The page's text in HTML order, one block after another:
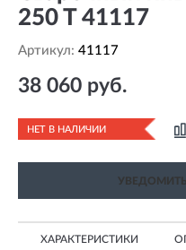
250 T 41117
Артикул: 41117
38 060 руб.
НЕТ В НАЛИЧИИ
ХАРАКТЕРИСТИКИ